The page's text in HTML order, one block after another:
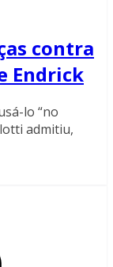
contra
Endrick
lo “no
admitiu,